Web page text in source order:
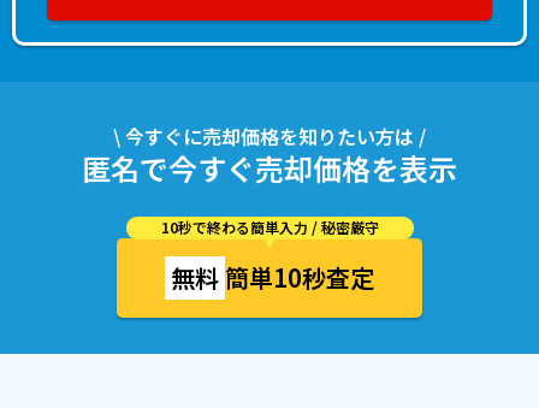
\ 今すぐに売却価格を知りたい方は /
匿名で今すぐ売却価格を表示
10秒で終わる簡単入力 / 秘密厳守
無料簡単10秒査定